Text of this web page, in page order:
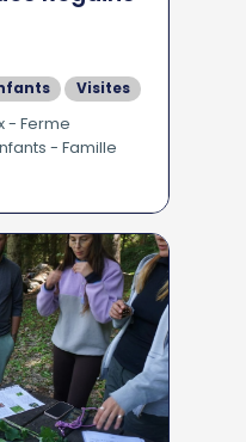
Visites
- Ferme
- Famille